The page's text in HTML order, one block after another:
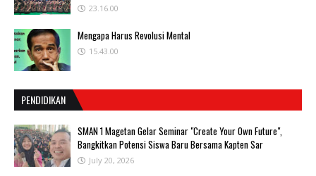
23.16.00
Mengapa Harus Revolusi Mental
15.43.00
PENDIDIKAN
SMAN 1 Magetan Gelar Seminar "Create Your Own Future",
Bangkitkan Potensi Siswa Baru Bersama Kapten Sar
July 20, 2026